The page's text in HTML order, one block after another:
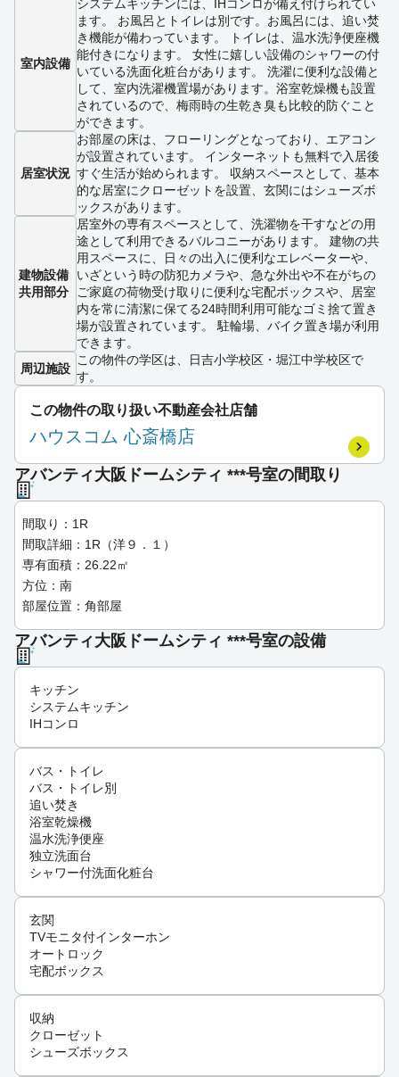
室内設備
システムキッチンには、IHコンロが備え付けられてい
ます。 お風呂とトイレは別です。お風呂には、追い焚
き機能が備わっています。 トイレは、温水洗浄便座機
能付きになります。 女性に嬉しい設備のシャワーの付
いている洗面化粧台があります。 洗濯に便利な設備と
して、室内洗濯機置場があります。浴室乾燥機も設置
されているので、梅雨時の生乾き臭も比較的防ぐこと
ができます。
居室状況
お部屋の床は、フローリングとなっており、エアコン
が設置されています。 インターネットも無料で入居後
すぐ生活が始められます。 収納スペースとして、基本
的な居室にクローゼットを設置、玄関にはシューズボ
ックスがあります。
建物設備
共用部分
居室外の専有スペースとして、洗濯物を干すなどの用
途として利用できるバルコニーがあります。 建物の共
用スペースに、日々の出入に便利なエレベーターや、
いざという時の防犯カメラや、急な外出や不在がちの
ご家庭の荷物受け取りに便利な宅配ボックスや、居室
内を常に清潔に保てる24時間利用可能なゴミ捨て置き
場が設置されています。 駐輪場、バイク置き場が利用
できます。
周辺施設
この物件の学区は、日吉小学校区・堀江中学校区で
す。
この物件の取り扱い不動産会社店舗
ハウスコム 心斎橋店
アバンティ大阪ドームシティ ***号室の間取り
間取り：1R
間取詳細：1R（洋９．１）
専有面積：26.22㎡
方位：南
部屋位置：角部屋
アバンティ大阪ドームシティ ***号室の設備
キッチン
システムキッチン
IHコンロ
バス・トイレ
バス・トイレ別
追い焚き
浴室乾燥機
温水洗浄便座
独立洗面台
シャワー付洗面化粧台
玄関
TVモニタ付インターホン
オートロック
宅配ボックス
収納
クローゼット
シューズボックス